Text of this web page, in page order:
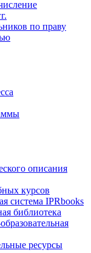
по праву
описания
курсов
система IPRbooks
библиотека
ресурсы